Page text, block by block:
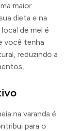
maior
dieta e na
de mel é
você tenha
reduzindo a
na varanda é
para o